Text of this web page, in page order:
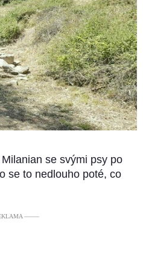
se svými psy po
se to nedlouho poté, co
–––––